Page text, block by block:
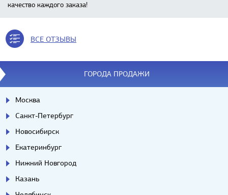
качество каждого заказа!
ВСЕ ОТЗЫВЫ
ГОРОДА ПРОДАЖИ
Москва
Санкт-Петербург
Новосибирск
Екатеринбург
Нижний Новгород
Казань